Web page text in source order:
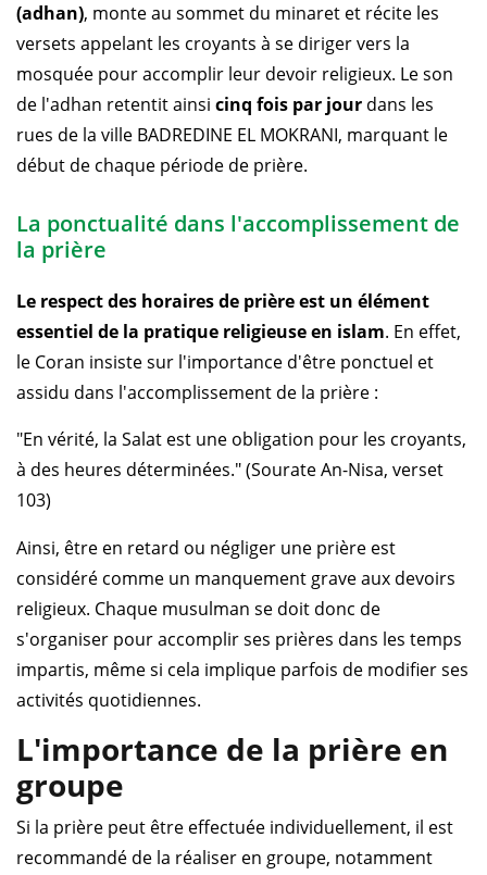
(adhan), monte au sommet du minaret et récite les
versets appelant les croyants à se diriger vers la
mosquée pour accomplir leur devoir religieux. Le son
de l'adhan retentit ainsi cinq fois par jour dans les
rues de la ville BADREDINE EL MOKRANI, marquant le
début de chaque période de prière.
La ponctualité dans l'accomplissement de
la prière
Le respect des horaires de prière est un élément
essentiel de la pratique religieuse en islam. En effet,
le Coran insiste sur l'importance d'être ponctuel et
assidu dans l'accomplissement de la prière :
"En vérité, la Salat est une obligation pour les croyants,
à des heures déterminées." (Sourate An-Nisa, verset
103)
Ainsi, être en retard ou négliger une prière est
considéré comme un manquement grave aux devoirs
religieux. Chaque musulman se doit donc de
s'organiser pour accomplir ses prières dans les temps
impartis, même si cela implique parfois de modifier ses
activités quotidiennes.
L'importance de la prière en
groupe
Si la prière peut être effectuée individuellement, il est
recommandé de la réaliser en groupe, notamment